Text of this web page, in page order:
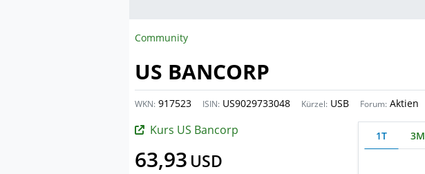
Community
US BANCORP
WKN: 917523 ISIN: US9029733048 Kürzel: USB Forum: Aktien
Kurs US Bancorp
63,93 USD
1T 3M